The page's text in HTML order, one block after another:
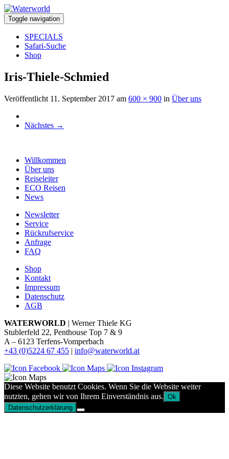
Toggle navigation
SPECIALS
Safari-Suche
Shop
Iris-Thiele-Schmied
Veröffentlicht 11. September 2017 am 600 × 900 in Über uns
Nächstes →
Willkommen
Über uns
Reiseleiter
ECO Reisen
News
Newsletter
Service
Rückrufservice
Anfrage
FAQ
Shop
Kontakt
Impressum
Datenschutz
AGB
WATERWORLD | Werner Thiele KG
Stublerfeld 22, Penthouse Top 7 & 9
A – 6123 Terfens-Vomperbach
+43 (0)5224 67 455 | info@waterworld.at
Diese Website benutzt Cookies. Wenn Sie die Website weiter
nutzten, gehen wir von Ihrem Einverständnis aus. Ok
Datenschutzerklärung